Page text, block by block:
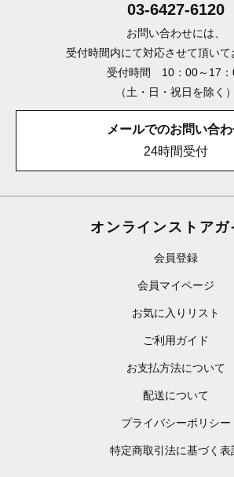
03-6427-6120
お問い合わせには、
受付時間内にて対応させて頂いて
受付時間 10：00～17：
（土・日・祝日を除く）
メールでのお問い合
24時間受付
オンラインストアガ
会員登録
会員マイページ
お気に入りリスト
ご利用ガイド
お支払方法について
配送について
プライバシーポリシー
特定商取引法に基づく表